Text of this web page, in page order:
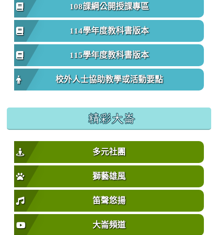
108課綱公開授課專區
114學年度教科書版本
115學年度教科書版本
校外人士協助教學或活動要點
精彩大崙
多元社團
獅藝雄風
笛聲悠揚
大崙頻道